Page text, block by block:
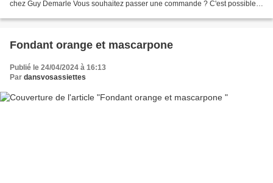
chez Guy Demarle Vous souhaitez passer une commande ? C'est possible
Fondant orange et mascarpone
Publié le 24/04/2024 à 16:13
Par dansvosassiettes